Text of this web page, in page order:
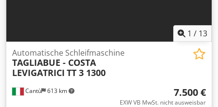
1 / 13
Cantù 613 km
Automatische Schleifmaschine
TAGLIABUE - COSTA
LEVIGATRICI TT 3 1300
7.500 €
EXW VB MwSt. nicht ausweisbar